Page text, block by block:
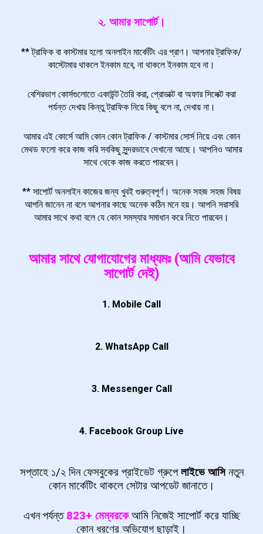
২. আমার সাপোর্ট।
** ট্রাফিক বা কাস্টমার হলো অনলাইন মার্কেটিং এর প্রাণ। আপনার ট্রাফিক/
কাস্টোমার থাকলে ইনকাম হবে, না থাকলে ইনকাম হবে না।
বেশিরভাগ কোর্সগুলোতে একাউন্ট তৈরি করা, প্রোডাক্ট বা অফার সিলেক্ট করা
পর্যন্ত দেখায় কিন্তু ট্রাফিক নিয়ে কিছু বলে না, দেখায় না।
আমার এই কোর্সে আমি কোন কোন ট্রাফিক / কাস্টমার সোর্স নিয়ে এবং কোন
মেথড ফলো করে কাজ করি সবকিছু সুন্দরভাবে দেখানো আছে। আপনিও আমার
সাথে থেকে কাজ করতে পারবেন।
** সাপোর্ট অনলাইন কাজের জন্য খুবই গুরুত্বপূর্ণ। অনেক সহজ সহজ বিষয়
আপনি জানেন না বলে আপনার কাছে অনেক কঠিন মনে হয়। আপনি সরাসরি
আমার সাথে কথা বলে যে কোন সমস্যার সমাধান করে নিতে পারবেন।
আমার সাথে যোগাযোগের মাধ্যমঃ (আমি যেভাবে
সাপোর্ট দেই)
1. Mobile Call
2. WhatsApp Call
3. Messenger Call
4. Facebook Group Live
সপ্তাহে ১/২ দিন ফেসবুকের প্রাইভেট গ্রুপেলাইভে আসিনতুন
কোন মার্কেটিং থাকলে সেটার আপডেট জানাতে।
এখন পর্যন্ত823+ মেম্বরকে আমি নিজেই সাপোর্ট করে যাচ্ছি
কোন ধরণের অভিযোগ ছাড়াই।